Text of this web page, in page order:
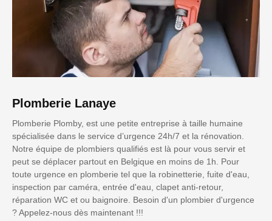
Plomberie Lanaye
Plomberie Plomby, est une petite entreprise à taille humaine
spécialisée dans le service d’urgence 24h/7 et la rénovation.
Notre équipe de plombiers qualifiés est là pour vous servir et
peut se déplacer partout en Belgique en moins de 1h. Pour
toute urgence en plomberie tel que la robinetterie, fuite d'eau,
inspection par caméra, entrée d'eau, clapet anti-retour,
réparation WC et ou baignoire. Besoin d'un plombier d'urgence
? Appelez-nous dès maintenant !!!